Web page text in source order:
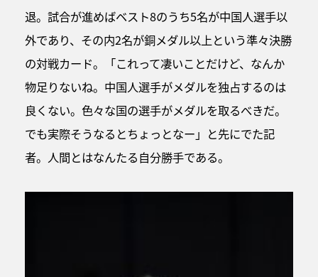
退。試合が進めばベスト8のうち5名が中国人選手以
外であり、その内2名が銅メダル以上という準々決勝
の対戦カード。「これって凄いことだけど、なんか
物足りないね。中国人選手がメダルを独占するのは
良くない。色々な国の選手がメダルを取るべきだ。
でも実際そうなるとちょっとなー」と先にでた記
者。人間とはなんたる自分勝手である。